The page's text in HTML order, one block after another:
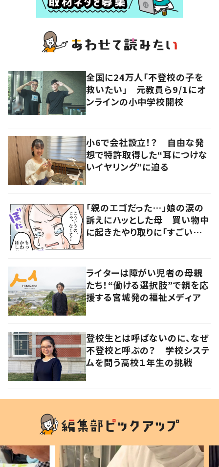
全国に24万人「不登校の子を
救いたい」 元教員ら9/1にオ
ンラインの小中学校開校
小6で会社設立！？ 自由な発
想で特許取得した“耳につけな
いイヤリング”に迫る
「親のエゴだった…」娘の涙の
訴えにハッとした母 買い物中
に起きたやり取りに「すごい分
ライターは障がい児者の母親
たち！“働ける選択肢”で親を応
援する宮城発の福祉メディア
登校生とは呼ばないのに、なぜ
不登校と呼ぶの？ 学校システ
ムを問う高校１年生の挑戦